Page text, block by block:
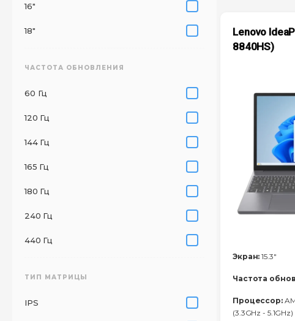
16"
18"
ЧАСТОТА ОБНОВЛЕНИЯ
60 Гц
120 Гц
144 Гц
165 Гц
180 Гц
240 Гц
440 Гц
ТИП МАТРИЦЫ
IPS
Lenovo
8840HS)
Экран: 15.3"
Частота
Процессор:
(3.3GHz -